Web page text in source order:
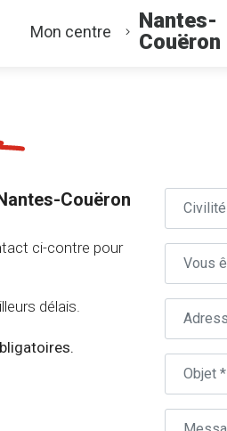
Mon centre
Nantes-
Couëron
Couëron
ci-contre pour
délais.
Civilité
Type
Adresse
Objet
Centre
Message,